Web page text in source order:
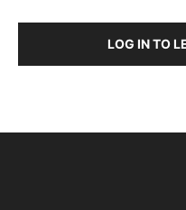
LOG IN TO